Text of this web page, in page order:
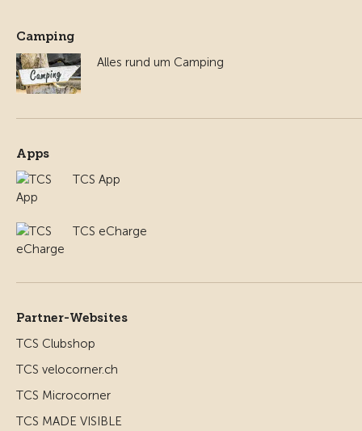
Camping
Alles rund um Camping
Apps
TCS App
TCS eCharge
Partner-Websites
TCS Clubshop
TCS velocorner.ch
TCS Microcorner
TCS MADE VISIBLE